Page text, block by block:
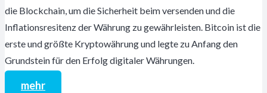
die Blockchain, um die Sicherheit beim versenden und die
Inflationsresitenz der Währung zu gewährleisten. Bitcoin ist die
erste und größte Kryptowährung und legte zu Anfang den
Grundstein für den Erfolg digitaler Währungen.
mehr